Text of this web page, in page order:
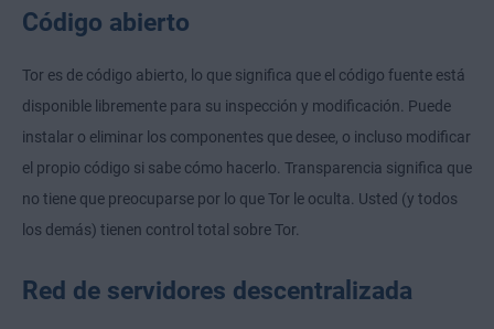
Código abierto
Tor es de código abierto, lo que significa que el código fuente está
disponible libremente para su inspección y modificación. Puede
instalar o eliminar los componentes que desee, o incluso modificar
el propio código si sabe cómo hacerlo. Transparencia significa que
no tiene que preocuparse por lo que Tor le oculta. Usted (y todos
los demás) tienen control total sobre Tor.
Red de servidores descentralizada